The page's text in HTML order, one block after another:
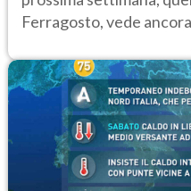
Ferragosto, vede